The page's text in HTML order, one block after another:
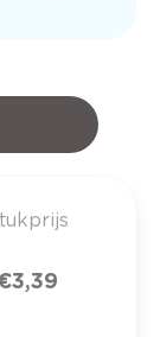
3,39